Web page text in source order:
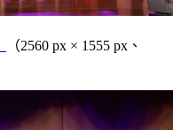
（2560 px × 1555 px、